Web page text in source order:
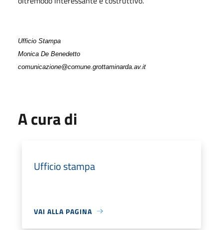
Ufficio Stampa
Monica De Benedetto
comunicazione@comune.grottaminarda.av.it
A cura di
Ufficio stampa
VAI ALLA PAGINA